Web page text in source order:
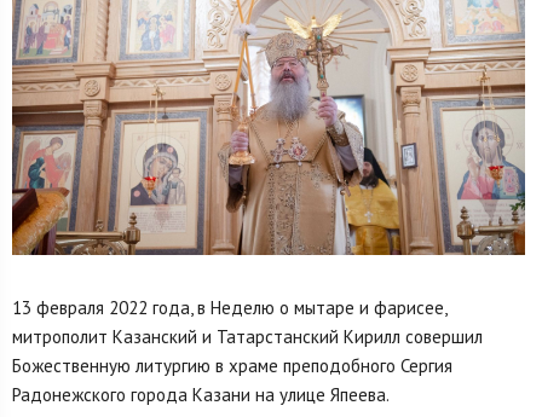
13 февраля 2022 года, в Неделю о мытаре и фарисее,
митрополит Казанский и Татарстанский Кирилл совершил
Божественную литургию в храме преподобного Сергия
Радонежского города Казани на улице Япеева.